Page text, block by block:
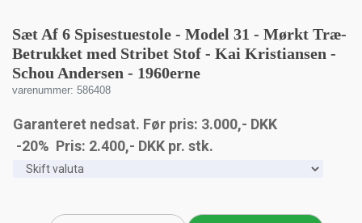
Sæt Af 6 Spisestuestole - Model 31 - Mørkt Træ-
Betrukket med Stribet Stof - Kai Kristiansen -
Schou Andersen - 1960erne
varenummer: 586408
Garanteret nedsat. Før pris: 3.000,- DKK
-20% Pris: 2.400,- DKK pr. stk.